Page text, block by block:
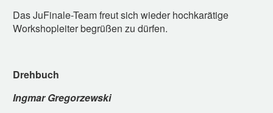
Das JuFinale-Team freut sich wieder hochkarätige
Workshopleiter begrüßen zu dürfen.
Drehbuch
Ingmar Gregorzewski